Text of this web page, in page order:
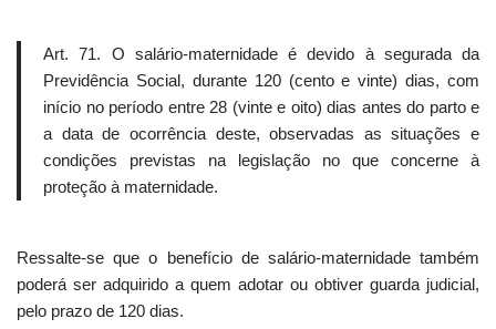
Art. 71. O salário-maternidade é devido à segurada da
Previdência Social, durante 120 (cento e vinte) dias, com
início no período entre 28 (vinte e oito) dias antes do parto e
a data de ocorrência deste, observadas as situações e
condições previstas na legislação no que concerne à
proteção à maternidade.
Ressalte-se que o benefício de salário-maternidade também
poderá ser adquirido a quem adotar ou obtiver guarda judicial,
pelo prazo de 120 dias.